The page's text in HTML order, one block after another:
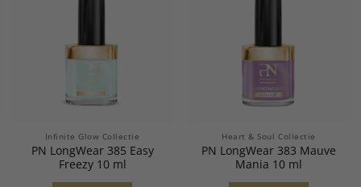
Infinite Glow Collectie
PN LongWear 385 Easy
Freezy 10 ml
Heart & Soul Collectie
PN LongWear 383 Mauve
Mania 10 ml